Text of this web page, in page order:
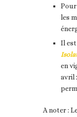
Pour
les
Il est
en
avril
A noter :